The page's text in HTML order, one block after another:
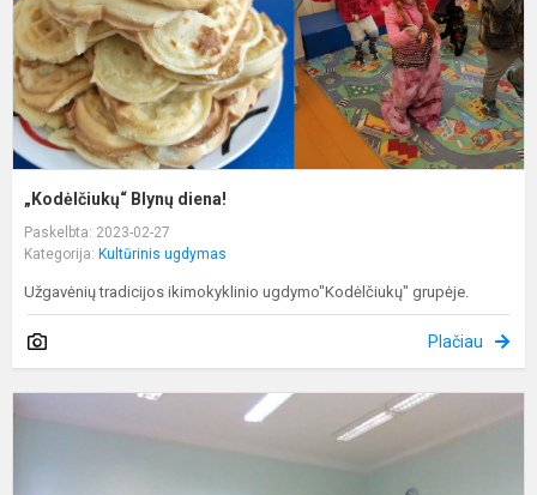
„Kodėlčiukų“ Blynų diena!
Paskelbta: 2023-02-27
Kategorija: Kultūrinis ugdymas
Užgavėnių tradicijos ikimokyklinio ugdymo"Kodėlčiukų" grupėje.
Plačiau